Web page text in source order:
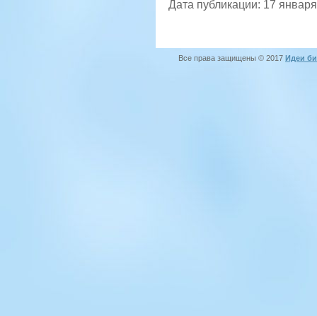
Дата публикации: 17
Все права защищены © 2017 Идеи